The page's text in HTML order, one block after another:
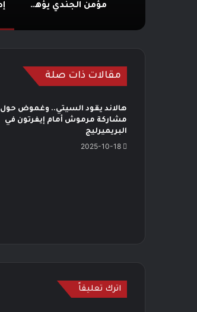
مؤمن الجندي يؤهل 45 صانع محتوى ومرشدًا سعوديًا لتعزيز الهوية السياحية الرقمية للمملكة
مقالات ذات صلة
هالاند يقود السيتي.. وغموض حول
مشاركة مرموش أمام إيفرتون في
البريميرليج
2025-10-18
اترك تعليقاً